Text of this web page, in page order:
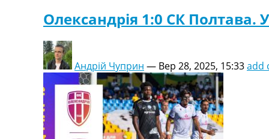
Олександрія 1:0 СК Полтава.
Андрій Чуприн — Вер 28, 2025, 15:33add